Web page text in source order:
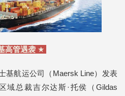
高管遇袭★
基航运公司（Maersk Line）发表
域总裁吉尔达斯·托侯（Gildas